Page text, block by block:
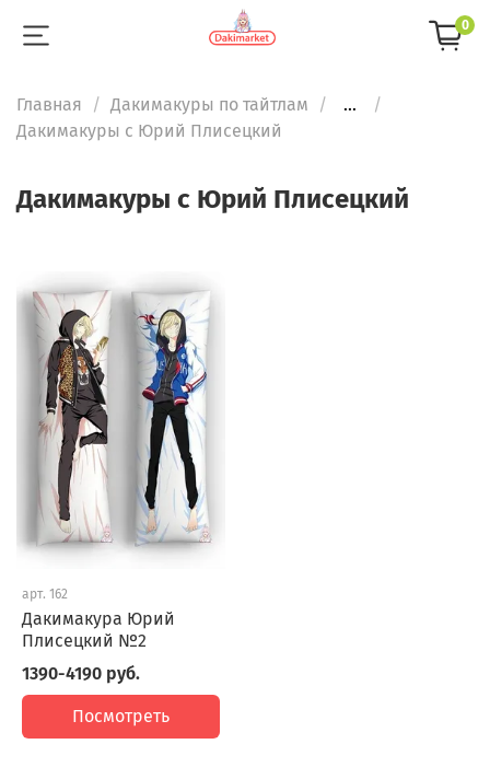
0
Главная Дакимакуры по тайтлам
...
Дакимакуры с Юрий Плисецкий
Дакимакуры с Юрий Плисецкий
арт. 162
Дакимакура Юрий
Плисецкий №2
1390-4190 руб.
Посмотреть